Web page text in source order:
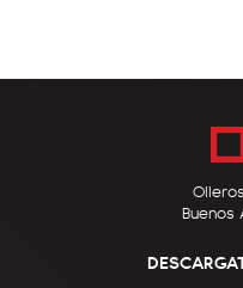
Buenos